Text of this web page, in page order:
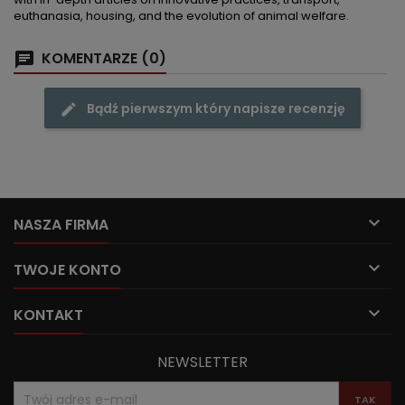
euthanasia, housing, and the evolution of animal welfare.
KOMENTARZE (0)
Bądź pierwszym który napisze recenzję
NASZA FIRMA 
TWOJE KONTO 
KONTAKT 
NEWSLETTER